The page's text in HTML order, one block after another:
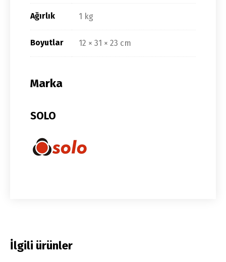
Ağırlık 1 kg
Boyutlar 12 × 31 × 23 cm
Marka
SOLO
İlgili ürünler